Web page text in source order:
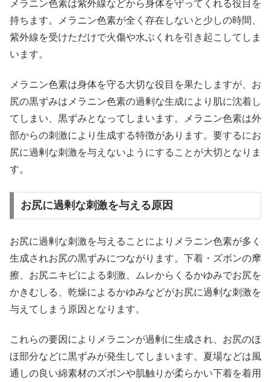
メラニン色素は紫外線などから身体を守ってくれる役目を
持ちます。メラニン色素が全く存在しないと少しの時間、
紫外線を受けただけで火傷や水ぶくれを引き起こしてしま
います。
メラニン色素は身体を守る大切な役目を果たしますが、お
尻の黒ずみはメラニン色素の過剰な生成により肌に沈着し
てしまい、黒ずみとなってしまいます。メラニン色素は外
部からの刺激により生成する特徴があります。要するにお
尻に過剰な刺激を与えないようにすることが大切となりま
す。
お尻に過剰な刺激を与える原因
お尻に過剰な刺激を与えることによりメラニン色素が多く
生成されお尻の黒ずみにつながります。下着・ズボンの摩
擦、お尻ニキビによる刺激、ムレからくるかゆみでお尻を
かきむしる、乾燥によるかゆみなどがお尻に過剰な刺激を
与えてしまう原因となります。
これらの要因によりメラニンが過剰に生成され、お尻のほ
ほ部分などに黒ずみが発生してしまいます。夏場などは風
通しの良い綿素材のズボンや肌触りが柔らかい下着を着用